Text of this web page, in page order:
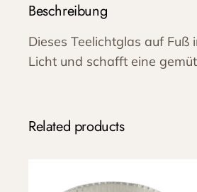
Beschreibung
Dieses Teelichtglas auf
Licht und schafft eine
Related products